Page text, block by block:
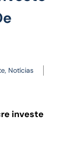
, Notícias
investe